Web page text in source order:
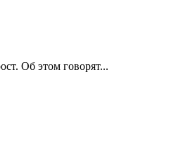
Об этом говорят...